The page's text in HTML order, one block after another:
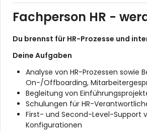
Fachperson HR -
Du brennst für HR-Prozesse und
Deine Aufgaben
Analyse von HR-Prozessen
On-/Offboarding,
Begleitung von
Schulungen für HR-
First- und Second-Level-Support
Konfigurationen